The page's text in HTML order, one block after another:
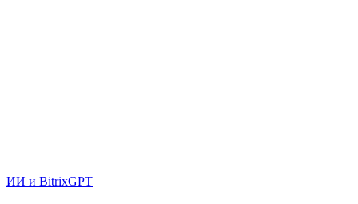
ИИ и BitrixGPT